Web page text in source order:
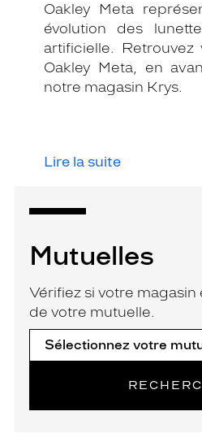
Oakley Meta
évolution des
artificielle.
Oakley Meta, en
notre magasin Krys.
Lire la suite
Mutuelles
Vérifiez si votre magasin
de votre mutuelle.